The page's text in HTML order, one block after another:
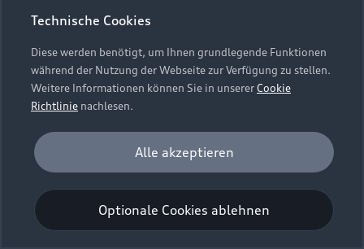
Bordbuch & Bedienungsanleitungen
Verträge kündigen
Vertrag widerrufen
Datenschutz
Audi erleben
Newsletter
Datenschutzinformation
Cookie-Richtlinie
Barrierefreiheit
Digital Services Act
EU Data Act
Embleme am Fahrzeug bei allen Abbildungen auf dieser
Webseite kann abweichen.
Technische Cookies
Diese werden benötigt, um Ihnen grundlegende Funktionen
während der Nutzung der Webseite zur Verfügung zu stellen.
Weitere Informationen können Sie in unsererCookie
Richtlinie nachlesen.
Analyse und Statistik
Performance Cookies sammeln Informationen
darüber, wie unsere Webseite genutzt wird (z. B.
Anzahl der Besuche, Verweildauer). Diese Cookies
werden zur Optimierung der Webseite verwendet.
Optionale Cookies ablehnen
Alle akzeptieren